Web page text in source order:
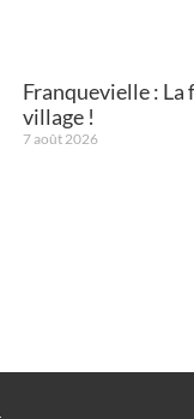
Franquevielle : La
village !
7 août 2026